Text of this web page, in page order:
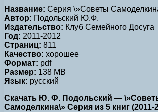
Название: Серия \»Советы
Автор: Подольский Ю.Ф.
Издательство: Клуб Семейного Досуга
Год: 2011-2012
Страниц: 811
Качество: хорошее
Формат: pdf
Размер: 138 MB
Язык: русский
Скачать Ю. Ф. Подольский —
Самоделкина\» Серия из 5 книг (2011-